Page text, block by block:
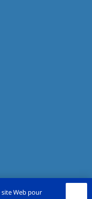
site Web pour